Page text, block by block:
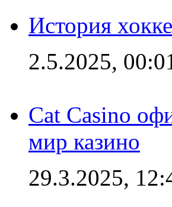
История
2.5.2025,
Cat Casino
мир казино
29.3.2025,